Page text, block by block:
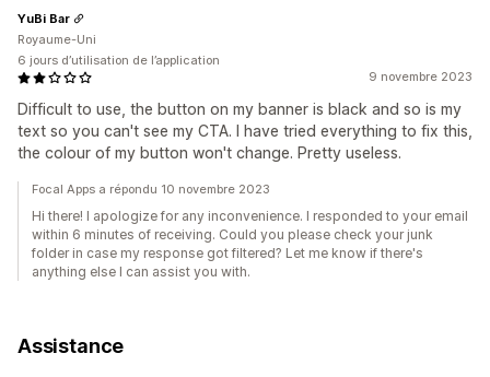
9 novembre 2023
Difficult to use, the button on my banner is black and so is my
text so you can't see my CTA. I have tried everything to fix this,
the colour of my button won't change. Pretty useless.
YuBi Bar
Royaume-Uni
6 jours d’utilisation de l’application
Focal Apps a répondu 10 novembre 2023
Hi there! I apologize for any inconvenience. I responded to your email
within 6 minutes of receiving. Could you please check your junk
folder in case my response got filtered? Let me know if there's
anything else I can assist you with.
Assistance